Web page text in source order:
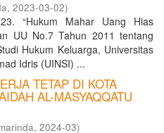
, 2023-03-02)
“Hukum Mahar Uang Hias
UU No.7 Tahun 2011 tentang
Hukum Keluarga, Universitas
Idris (UINSI) ...
TETAP DI KOTA
AL-MASYAQQATU
, 2024-03)